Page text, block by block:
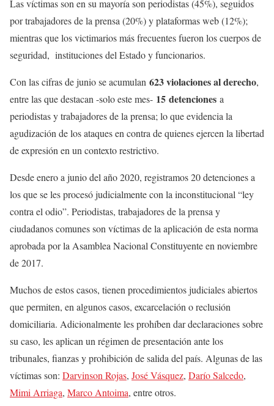
Las víctimas son en su mayoría son periodistas (45%), seguidos
por trabajadores de la prensa (20%) y plataformas web (12%);
mientras que los victimarios más frecuentes fueron los cuerpos de
seguridad, instituciones del Estado y funcionarios.
Con las cifras de junio se acumulan 623 violaciones al derecho,
entre las que destacan -solo este mes- 15 detenciones a
periodistas y trabajadores de la prensa; lo que evidencia la
agudización de los ataques en contra de quienes ejercen la libertad
de expresión en un contexto restrictivo.
Desde enero a junio del año 2020, registramos 20 detenciones a
los que se les procesó judicialmente con la inconstitucional “ley
contra el odio”. Periodistas, trabajadores de la prensa y
ciudadanos comunes son víctimas de la aplicación de esta norma
aprobada por la Asamblea Nacional Constituyente en noviembre
de 2017.
Muchos de estos casos, tienen procedimientos judiciales abiertos
que permiten, en algunos casos, excarcelación o reclusión
domiciliaria. Adicionalmente les prohíben dar declaraciones sobre
su caso, les aplican un régimen de presentación ante los
tribunales, fianzas y prohibición de salida del país. Algunas de las
víctimas son: Darvinson Rojas, José Vásquez, Darío Salcedo,
Mimi Arriaga, Marco Antoima, entre otros.